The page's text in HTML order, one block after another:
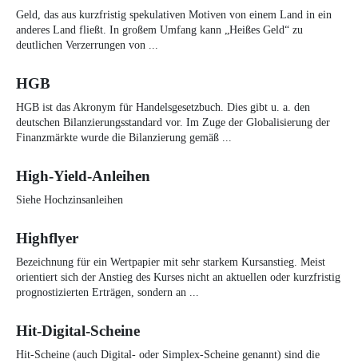
Geld, das aus kurzfristig spekulativen Motiven von einem Land in ein
anderes Land fließt. In großem Umfang kann „Heißes Geld“ zu
deutlichen Verzerrungen von ...
HGB
HGB ist das Akronym für Handelsgesetzbuch. Dies gibt u. a. den
deutschen Bilanzierungsstandard vor. Im Zuge der Globalisierung der
Finanzmärkte wurde die Bilanzierung gemäß ...
High-Yield-Anleihen
Siehe Hochzinsanleihen
Highflyer
Bezeichnung für ein Wertpapier mit sehr starkem Kursanstieg. Meist
orientiert sich der Anstieg des Kurses nicht an aktuellen oder kurzfristig
prognostizierten Erträgen, sondern an ...
Hit-Digital-Scheine
Hit-Scheine (auch Digital- oder Simplex-Scheine genannt) sind die